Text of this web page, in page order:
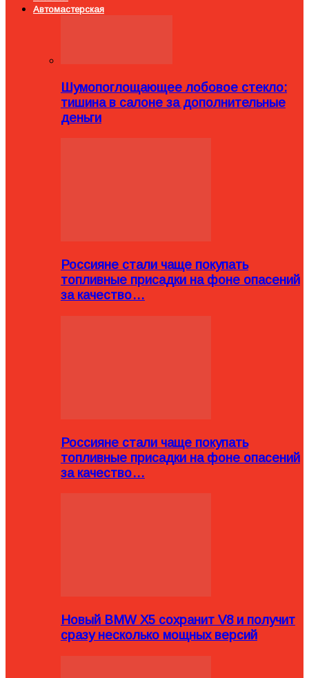
Автомастерская
Шумопоглощающее лобовое стекло:
тишина в салоне за дополнительные
деньги
Россияне стали чаще покупать
топливные присадки на фоне опасений
за качество…
Россияне стали чаще покупать
топливные присадки на фоне опасений
за качество…
Новый BMW X5 сохранит V8 и получит
сразу несколько мощных версий